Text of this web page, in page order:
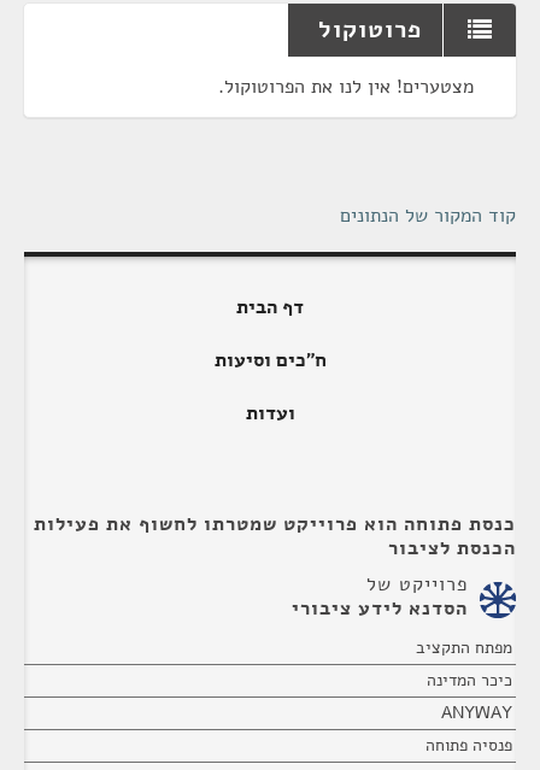
פרוטוקול
מצטערים! אין לנו את הפרוטוקול.
קוד המקור של הנתונים
דף הבית
ח"כים וסיעות
ועדות
כנסת פתוחה הוא פרוייקט שמטרתו לחשוף את פעילות
הכנסת לציבור
פרוייקט של
הסדנא לידע ציבורי
מפתח התקציב
כיכר המדינה
ANYWAY
פנסיה פתוחה